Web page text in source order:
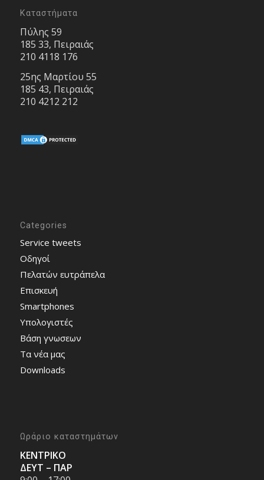
Καταστήματα
Πύλης 59
185 33, Πειραιάς
210 4118 176
25ης Μαρτίου 55
185 43, Πειραιάς
210 4212 212
Categories
Service tweets
Οδηγοί
Πελατών ευτράπελα
Επισκευή
Smartphones
Υπολογιστές
Bάση γνωσεων
Τα νέα μας
Downloads
Ωράριο καταστημάτων
ΚΕΝΤΡΙΚΟ
ΔΕΥΤ – ΠΑΡ